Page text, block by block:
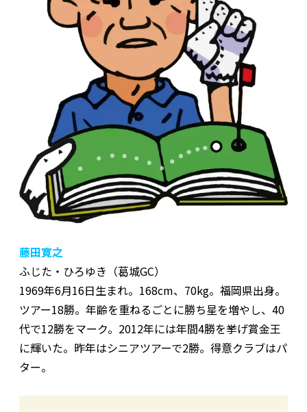
藤田寛之
ふじた・ひろゆき（葛城GC）
1969年6月16日生まれ。168cm、70kg。福岡県出身。
ツアー18勝。年齢を重ねるごとに勝ち星を増やし、40
代で12勝をマーク。2012年には年間4勝を挙げ賞金王
に輝いた。昨年はシニアツアーで2勝。得意クラブはパ
ター。